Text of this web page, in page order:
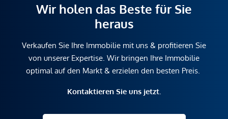
Wir holen das Beste für Sie
heraus
Verkaufen Sie Ihre Immobilie mit uns & profitieren Sie
von unserer Expertise. Wir bringen Ihre Immobilie
optimal auf den Markt & erzielen den besten Preis.
Kontaktieren Sie uns jetzt.